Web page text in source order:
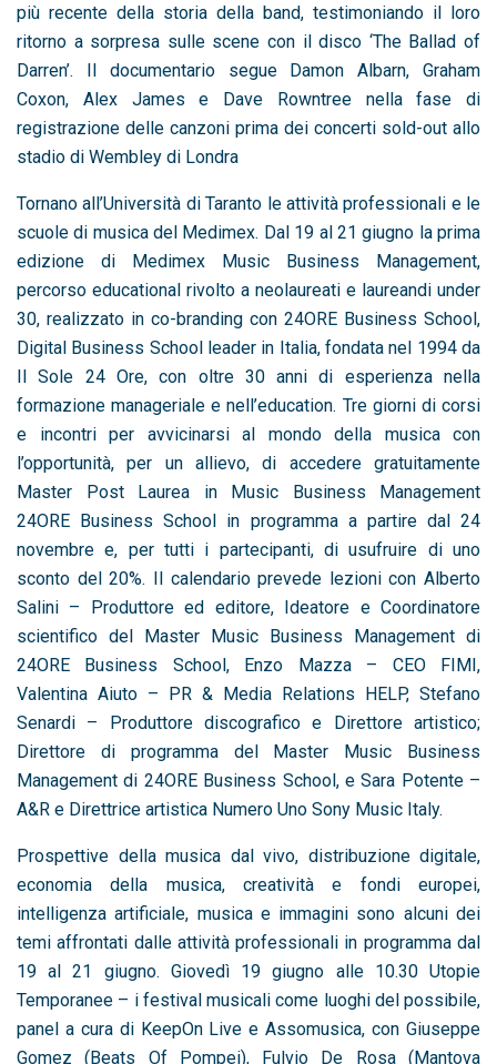
più recente della storia della band, testimoniando il loro
ritorno a sorpresa sulle scene con il disco ‘The Ballad of
Darren’. Il documentario segue Damon Albarn, Graham
Coxon, Alex James e Dave Rowntree nella fase di
registrazione delle canzoni prima dei concerti sold-out allo
stadio di Wembley di Londra
Tornano all’Università di Taranto le attività professionali e le
scuole di musica del Medimex. Dal 19 al 21 giugno la prima
edizione di Medimex Music Business Management,
percorso educational rivolto a neolaureati e laureandi under
30, realizzato in co-branding con 24ORE Business School,
Digital Business School leader in Italia, fondata nel 1994 da
Il Sole 24 Ore, con oltre 30 anni di esperienza nella
formazione manageriale e nell’education. Tre giorni di corsi
e incontri per avvicinarsi al mondo della musica con
l’opportunità, per un allievo, di accedere gratuitamente
Master Post Laurea in Music Business Management
24ORE Business School in programma a partire dal 24
novembre e, per tutti i partecipanti, di usufruire di uno
sconto del 20%. Il calendario prevede lezioni con Alberto
Salini – Produttore ed editore, Ideatore e Coordinatore
scientifico del Master Music Business Management di
24ORE Business School, Enzo Mazza – CEO FIMI,
Valentina Aiuto – PR & Media Relations HELP, Stefano
Senardi – Produttore discografico e Direttore artistico;
Direttore di programma del Master Music Business
Management di 24ORE Business School, e Sara Potente –
A&R e Direttrice artistica Numero Uno Sony Music Italy.
Prospettive della musica dal vivo, distribuzione digitale,
economia della musica, creatività e fondi europei,
intelligenza artificiale, musica e immagini sono alcuni dei
temi affrontati dalle attività professionali in programma dal
19 al 21 giugno. Giovedì 19 giugno alle 10.30 Utopie
Temporanee – i festival musicali come luoghi del possibile,
panel a cura di KeepOn Live e Assomusica, con Giuseppe
Gomez (Beats Of Pompei), Fulvio De Rosa (Mantova